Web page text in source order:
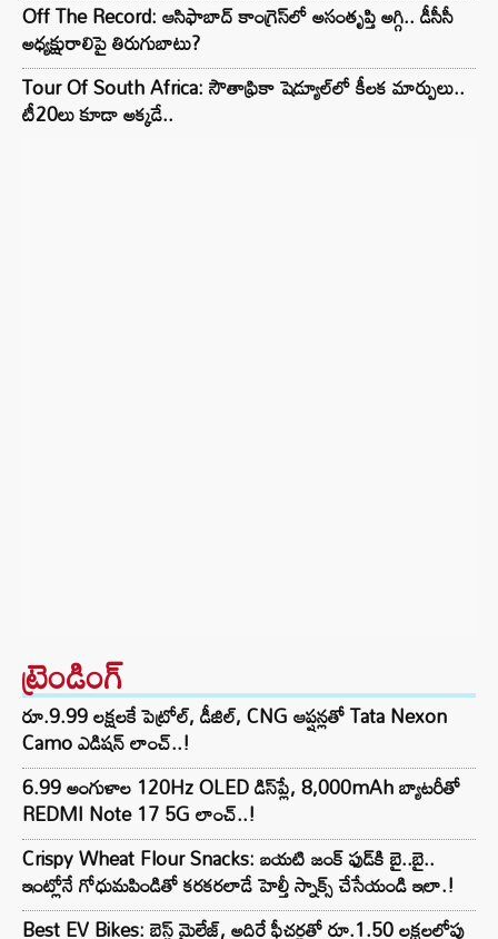
Off The Record: ఆసిఫాబాద్ కాంగ్రెస్‌లో అసంతృప్తి అగ్గి.. డీసీసీ
అధ్యక్షురాలిపై తిరుగుబాటు?
Tour Of South Africa: సౌతాఫ్రికా షెడ్యూల్‌లో కీలక మార్పులు..
టీ20లు కూడా అక్కడే..
ట్రెండింగ్‌
రూ.9.99 లక్షలకే పెట్రోల్, డీజిల్, CNG ఆప్షన్లతో Tata Nexon
Camo ఎడిషన్ లాంచ్..!
6.99 అంగుళాల 120Hz OLED డిస్‌ప్లే, 8,000mAh బ్యాటరీతో
REDMI Note 17 5G లాంచ్..!
Crispy Wheat Flour Snacks: బయటి జంక్ ఫుడ్‌కి బై..బై..
ఇంట్లోనే గోధుమపిండితో కరకరలాడే హెల్తీ స్నాక్స్ చేసేయండి ఇలా.!
Best EV Bikes: బెస్ట్ మైలేజ్, అదిరే ఫీచర్లతో రూ.1.50 లక్షలలోపు